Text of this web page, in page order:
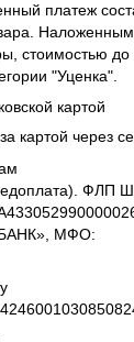
платеж
стоимостью до
"Уценка".
картой
картой через
ФЛП
МФО: